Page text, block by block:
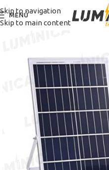
Skip to navigation
Skip to main content
MENÚ